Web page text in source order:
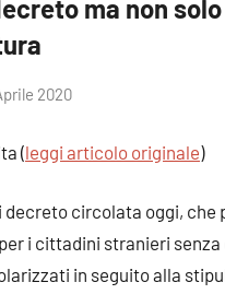
ma non
2020
(leggi articolo originale)
decreto circolata oggi, che
i cittadini stranieri
in seguito alla